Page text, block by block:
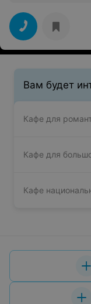
Вам будет
Кафе для
Кафе для
Кафе